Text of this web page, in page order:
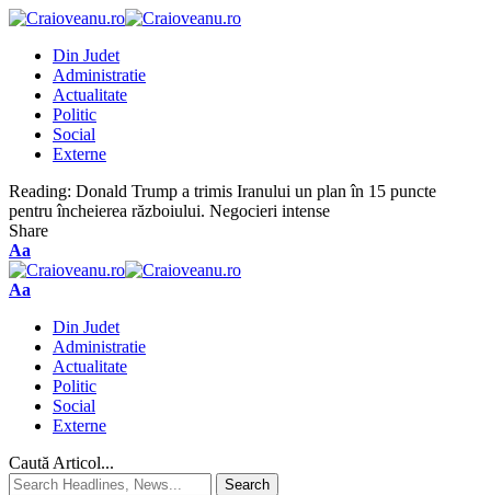
Din Judet
Administratie
Actualitate
Politic
Social
Externe
Reading: Donald Trump a trimis Iranului un plan în 15 puncte
pentru încheierea războiului. Negocieri intense
Share
Aa
Aa
Din Judet
Administratie
Actualitate
Politic
Social
Externe
Caută Articol...